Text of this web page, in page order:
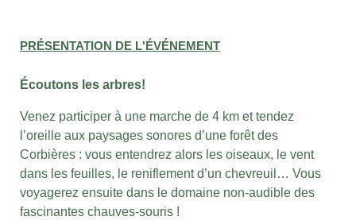
PRÉSENTATION DE L'ÉVÉNEMENT
Écoutons les arbres!
Venez participer à une marche de 4 km et tendez
l’oreille aux paysages sonores d’une forêt des
Corbières : vous entendrez alors les oiseaux, le vent
dans les feuilles, le reniflement d’un chevreuil… Vous
voyagerez ensuite dans le domaine non-audible des
fascinantes chauves-souris !